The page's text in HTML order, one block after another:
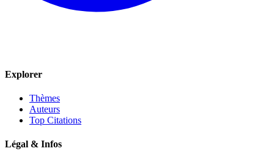
Explorer
Thèmes
Auteurs
Top Citations
Légal & Infos